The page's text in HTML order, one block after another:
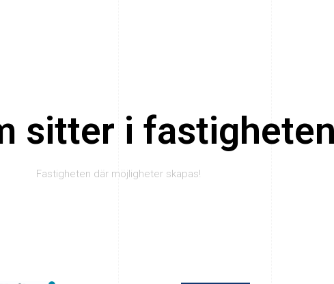
sitter i fastigheten
Fastigheten där möjligheter skapas!